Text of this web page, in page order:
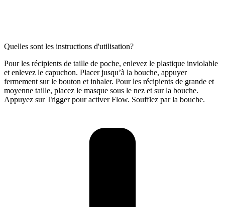
Quelles sont les instructions d'utilisation?
Pour les récipients de taille de poche, enlevez le plastique inviolable
et enlevez le capuchon. Placer jusqu’à la bouche, appuyer
fermement sur le bouton et inhaler. Pour les récipients de grande et
moyenne taille, placez le masque sous le nez et sur la bouche.
Appuyez sur Trigger pour activer Flow. Soufflez par la bouche.